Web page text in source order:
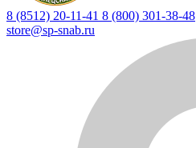
8 (8512) 20-11-41 8 (800) 301-38-48
store@sp-snab.ru